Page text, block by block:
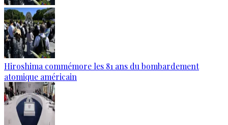
Hiroshima commémore les 81 ans du bombardement
atomique américain